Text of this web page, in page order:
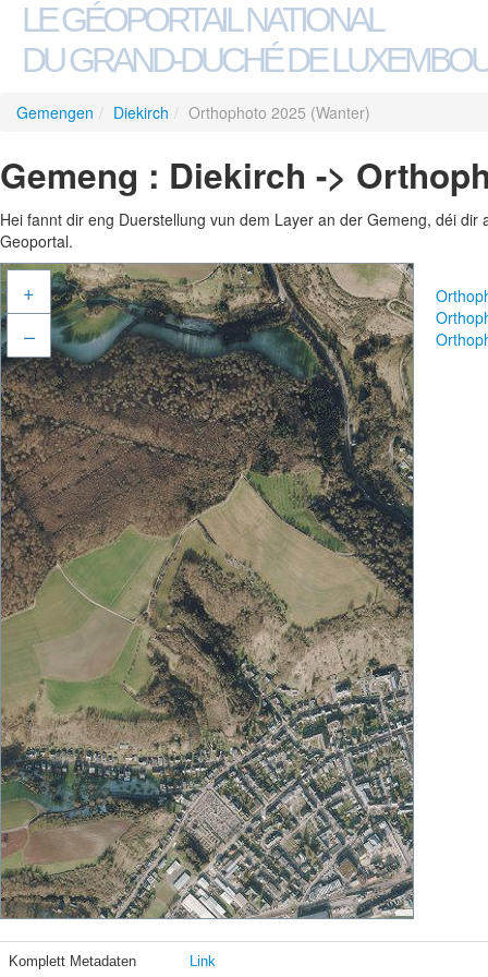
LE GÉOPORTAIL NATIONAL
DU GRAND-DUCHÉ DE
Gemengen / Diekirch / Orthophoto 2025 (Wanter)
Gemeng : Diekirch ->
Hei fannt dir eng Duerstellung vun dem Layer an der Gemeng, déi
Geoportal.
+
–
Komplett Metadaten Link